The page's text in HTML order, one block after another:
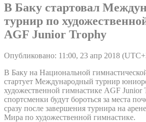
В Баку стартовал
турнир по
AGF Junior Trophy
Опубликовано: 11:00, 23 апр 2018
В Баку на Национальной
стартует Международный турнир
художественной гимнастике AGF
спортсменки будут бороться за места
сразу после завершения турнира на
Мира по художественной гимнастике.